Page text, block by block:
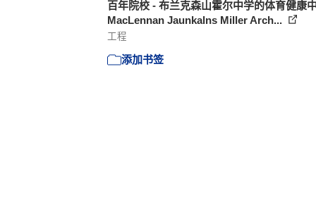
百年院校 - 布兰克森山霍尔中学的体育健康
MacLennan Jaunkalns Miller Arch...
工程
添加书签